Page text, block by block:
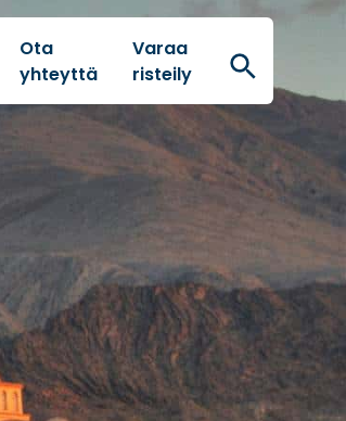
Ota
yhteyttä
Varaa
risteily
Hae